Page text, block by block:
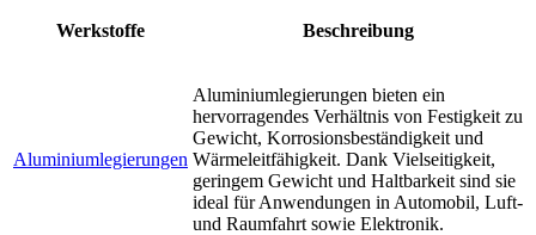
Werkstoffe Beschreibung
Aluminiumlegierungen
Aluminiumlegierungen bieten ein
hervorragendes Verhältnis von Festigkeit zu
Gewicht, Korrosionsbeständigkeit und
Wärmeleitfähigkeit. Dank Vielseitigkeit,
geringem Gewicht und Haltbarkeit sind sie
ideal für Anwendungen in Automobil, Luft-
und Raumfahrt sowie Elektronik.